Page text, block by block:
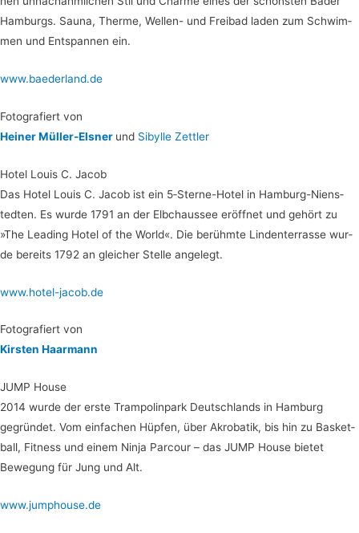
Ham­burgs. Sau­na, Ther­me, Wel­len- und Frei­bad laden zum Schwim­
men und Ent­span­nen ein.
www.baederland.de
Foto­gra­fiert von
Hei­ner Mül­ler-Els­ner und Sibyl­le Zettler
Hotel Lou­is C. Jacob
Das Hotel Lou­is C. Jacob ist ein 5‑S­ter­ne-Hotel in Ham­burg-Nien­s­
ted­ten. Es wur­de 1791 an der Elb­chaus­see eröff­net und gehört zu
»The Lea­ding Hotel of the World«. Die berühm­te Lin­den­ter­ras­se wur­
de bereits 1792 an glei­cher Stel­le angelegt.
www.hotel-jacob.de
Foto­gra­fiert von
Kirs­ten Haarmann
JUMP House
2014 wur­de der ers­te Tram­po­lin­park Deutsch­lands in Ham­burg
gegrün­det. Vom ein­fa­chen Hüp­fen, über Akro­ba­tik, bis hin zu Bas­ket­
ball, Fit­ness und einem Nin­ja Par­cour – das JUMP House bie­tet
Bewe­gung für Jung und Alt.
www.jumphouse.de